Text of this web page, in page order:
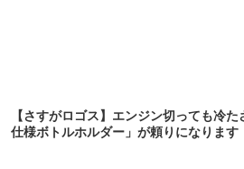
【さすがロゴス】エンジン切っても冷
仕様ボトルホルダー」が頼りになります